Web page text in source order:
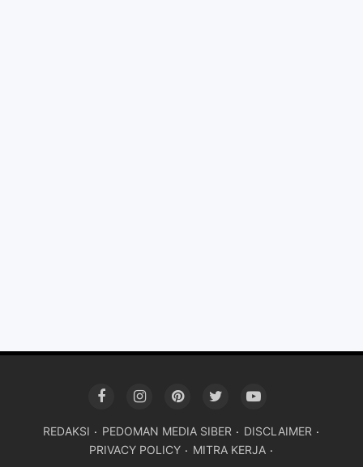
REDAKSI PEDOMAN MEDIA SIBER
DISCLAIMER
PRIVACY POLICY
MITRA KERJA